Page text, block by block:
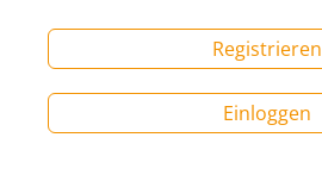
Registrieren
Einloggen